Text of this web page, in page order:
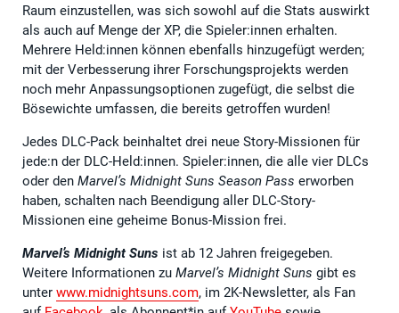
Raum einzustellen, was sich sowohl auf die Stats auswirkt
als auch auf Menge der XP, die Spieler:innen erhalten.
Mehrere Held:innen können ebenfalls hinzugefügt werden;
mit der Verbesserung ihrer Forschungsprojekts werden
noch mehr Anpassungsoptionen zugefügt, die selbst die
Bösewichte umfassen, die bereits getroffen wurden!
Jedes DLC-Pack beinhaltet drei neue Story-Missionen für
jede:n der DLC-Held:innen. Spieler:innen, die alle vier DLCs
oder den Marvel’s Midnight Suns Season Pass erworben
haben, schalten nach Beendigung aller DLC-Story-
Missionen eine geheime Bonus-Mission frei.
Marvel’s Midnight Suns ist ab 12 Jahren freigegeben.
Weitere Informationen zu Marvel’s Midnight Suns gibt es
unter www.midnightsuns.com, im 2K-Newsletter, als Fan